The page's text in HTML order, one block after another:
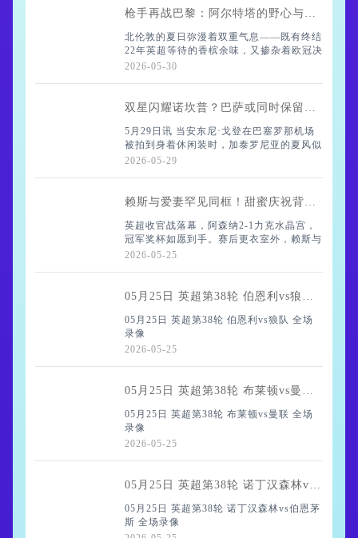
才能发
枪手再战巴黎：阿尔特塔的野心与亨利的传承
北伦敦的夏日弥漫着双重气息——既有终结
22年英超等待的香槟余味，又掺杂着欧冠决
赛前的硝烟。当记者试探性地提起"压力释
少帅说
2026-05-30
双星闪耀诺坎普？巴萨或同时保留拉什福德与戈登
5月29日讯 当安东尼·戈登在巴塞罗那机场
被拍到身着休闲装时，加泰罗尼亚的夏风似
乎正酝酿着新的故事。这位纽卡斯尔联边锋
2026-05-29
赖斯与爱妻罕见同框！甜蜜庆祝背后，青梅竹马的爱情比奖杯更动人
英超收官战落幕，阿森纳2-1力克水晶宫，
冠军奖杯如愿到手。赛后更衣室外，赖斯与
家人笑作一团，妻子弗莱尔的身影悄然出现
实际上，弗莱
2026-05-25
05月25日 英超第38轮 伯恩利vs狼队 全场录像
05月25日 英超第38轮 伯恩利vs狼队 全场
录像
2026-05-25
05月25日 英超第38轮 布莱顿vs曼联 全场录像
05月25日 英超第38轮 布莱顿vs曼联 全场
录像
2026-05-25
05月25日 英超第38轮 诺丁汉森林vs伯恩茅斯 全场录像
05月25日 英超第38轮 诺丁汉森林vs伯恩茅
斯 全场录像